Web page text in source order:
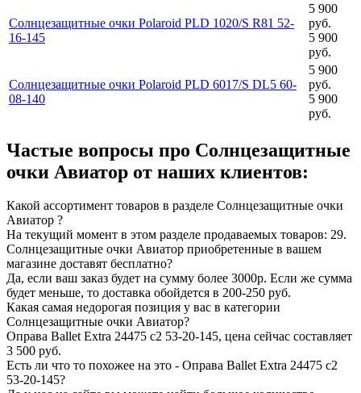
Солнцезащитные очки Polaroid PLD 1020/S R81 52-
16-145
5 900
руб.
5 900
руб.
Солнцезащитные очки Polaroid PLD 6017/S DL5 60-
08-140
5 900
руб.
5 900
руб.
Частые вопросы про Солнцезащитные
очки Авиатор от наших клиентов:
Какой ассортимент товаров в разделе Солнцезащитные очки
Авиатор ?
На текущий момент в этом разделе продаваемых товаров: 29.
Солнцезащитные очки Авиатор приобретенные в вашем
магазине доставят бесплатно?
Да, если ваш заказ будет на сумму более 3000р. Если же сумма
будет меньше, то доставка обойдется в 200-250 руб.
Какая самая недорогая позиция у вас в категории
Солнцезащитные очки Авиатор?
Оправа Ballet Extra 24475 c2 53-20-145, цена сейчас составляет
3 500 руб.
Есть ли что то похожее на это - Оправа Ballet Extra 24475 c2
53-20-145?